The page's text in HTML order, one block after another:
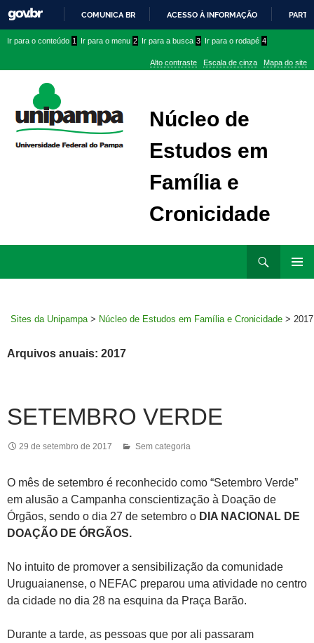
PARA
CONTEÚDO
COMUNICA BR ACESSO À INFORMAÇÃO
conteúdo
menu
superior
menu
Ir para o conteúdo 1 Ir para o menu 2 Ir para a busca 3 Ir para o rodapé 4
Alto contraste Escala de cinza Mapa do site
Núcleo de
Estudos em
Família e
Cronicidade
Sites da Unipampa > Núcleo de Estudos em Família e Cronicidade > 2017
Arquivos anuais: 2017
SETEMBRO VERDE
29 de setembro de 2017 Sem categoria
O mês de setembro é reconhecido como “Setembro Verde”
em alusão a Campanha conscientização à Doação de
Órgãos, sendo o dia 27 de setembro o DIA NACIONAL DE
DOAÇÃO DE ÓRGÃOS.
No intuito de promover a sensibilização da comunidade
Uruguaianense, o NEFAC preparou uma atividade no centro
da cidade no dia 28 na esquina da Praça Barão.
Durante a tarde, as pessoas que por ali passaram